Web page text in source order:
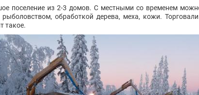
поселение из 2-3 домов. С местными со временем
обработкой дерева, меха, кожи.
такое.